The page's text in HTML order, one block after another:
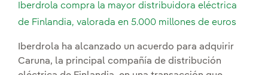
Iberdrola compra la mayor distribuidora eléctrica
de Finlandia, valorada en 5.000 millones de euros
Iberdrola ha alcanzado un acuerdo para adquirir
Caruna, la principal compañía de distribución